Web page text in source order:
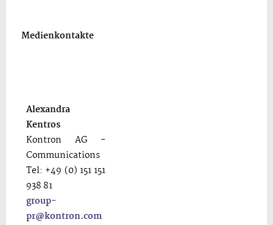
Medienkontakte
Alexandra
Kentros
Kontron AG -
Communications
Tel: +49 (0) 151 151
938 81
group-
pr@kontron.com